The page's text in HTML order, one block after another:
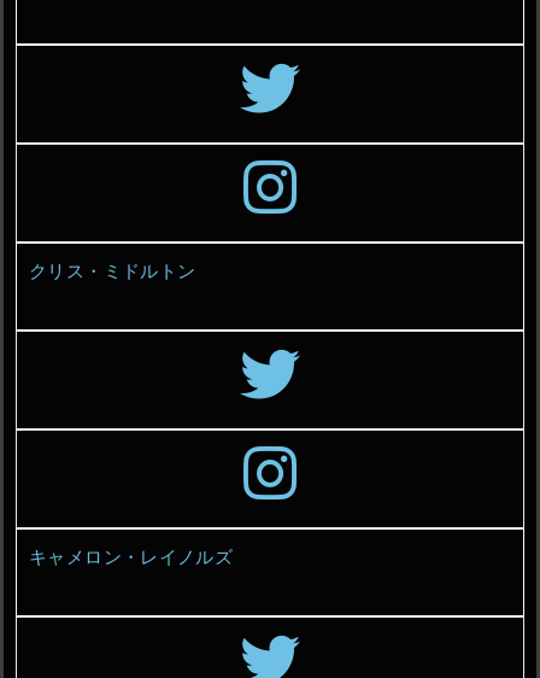
クリス・ミドルトン
キャメロン・レイノルズ